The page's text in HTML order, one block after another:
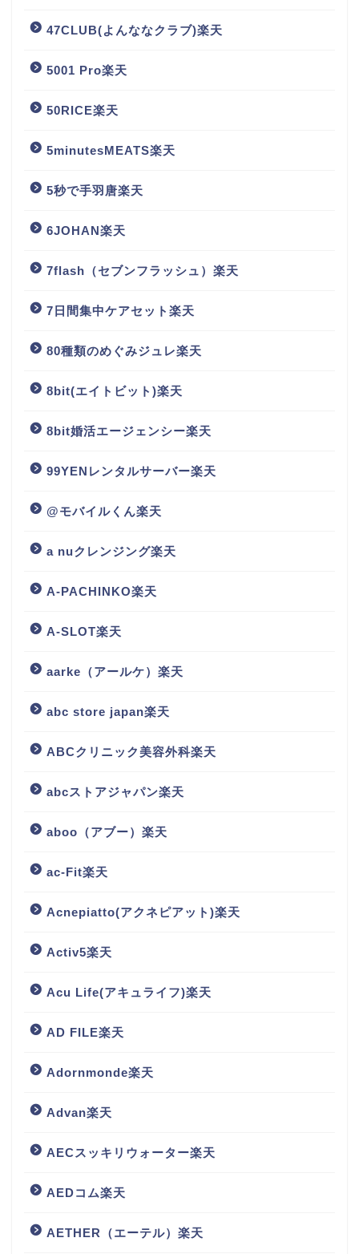
47CLUB(よんななクラブ)楽天
5001 Pro楽天
50RICE楽天
5minutesMEATS楽天
5秒で手羽唐楽天
6JOHAN楽天
7flash（セブンフラッシュ）楽天
7日間集中ケアセット楽天
80種類のめぐみジュレ楽天
8bit(エイトビット)楽天
8bit婚活エージェンシー楽天
99YENレンタルサーバー楽天
@モバイルくん楽天
a nuクレンジング楽天
A-PACHINKO楽天
A-SLOT楽天
aarke（アールケ）楽天
abc store japan楽天
ABCクリニック美容外科楽天
abcストアジャパン楽天
aboo（アブー）楽天
ac-Fit楽天
Acnepiatto(アクネピアット)楽天
Activ5楽天
Acu Life(アキュライフ)楽天
AD FILE楽天
Adornmonde楽天
Advan楽天
AECスッキリウォーター楽天
AEDコム楽天
AETHER（エーテル）楽天